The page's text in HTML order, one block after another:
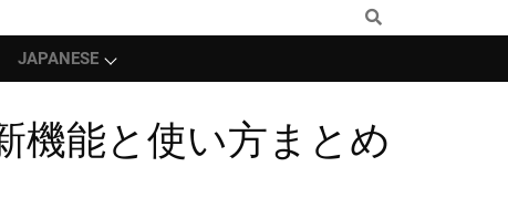
JAPANESE
機能と使い方まとめ